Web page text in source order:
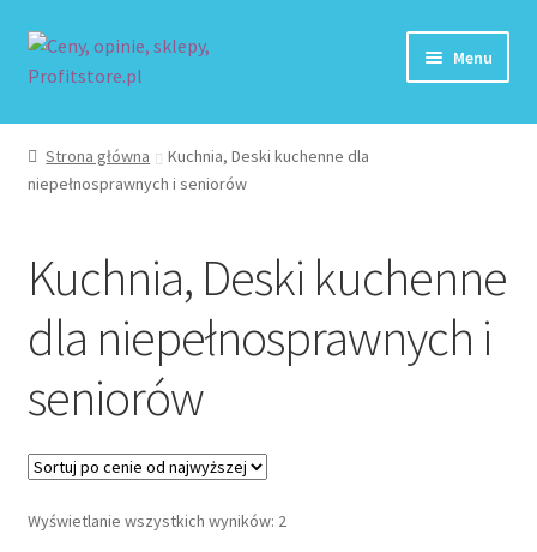
Przejdź
do
Przejdź
do
Menu
Strona główna
Blog
Kontakt
Strona główna
Kuchnia, Deski kuchenne dla
niepełnosprawnych i seniorów
Kuchnia, Deski kuchenne
dla niepełnosprawnych i
seniorów
Wyświetlanie wszystkich wyników: 2Posortowane